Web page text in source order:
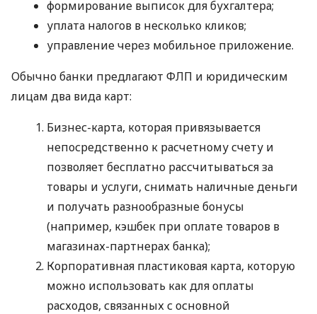
формирование выписок для бухгалтера;
уплата налогов в несколько кликов;
управление через мобильное приложение.
Обычно банки предлагают ФЛП и юридическим
лицам два вида карт:
Бизнес-карта, которая привязывается
непосредственно к расчетному счету и
позволяет бесплатно рассчитываться за
товары и услуги, снимать наличные деньги
и получать разнообразные бонусы
(например, кэшбек при оплате товаров в
магазинах-партнерах банка);
Корпоративная пластиковая карта, которую
можно использовать как для оплаты
расходов, связанных с основной